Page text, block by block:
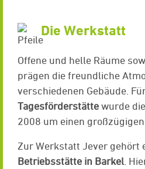
Die Werkstatt
Offene und helle Räume
prägen die freundliche
verschiedenen Gebäude.
Tagesförderstättewurde
2008 um einen
Zur Werkstatt Jever gehört
Betriebsstätte in Barkel .